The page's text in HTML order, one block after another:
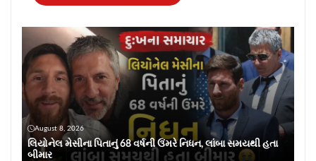
August 8, 2026
લિયોનેલ મેસીના પિતાનું 68 વર્ષની ઉંમરે નિધન, લાંબા સમયથી હતા
બીમાર